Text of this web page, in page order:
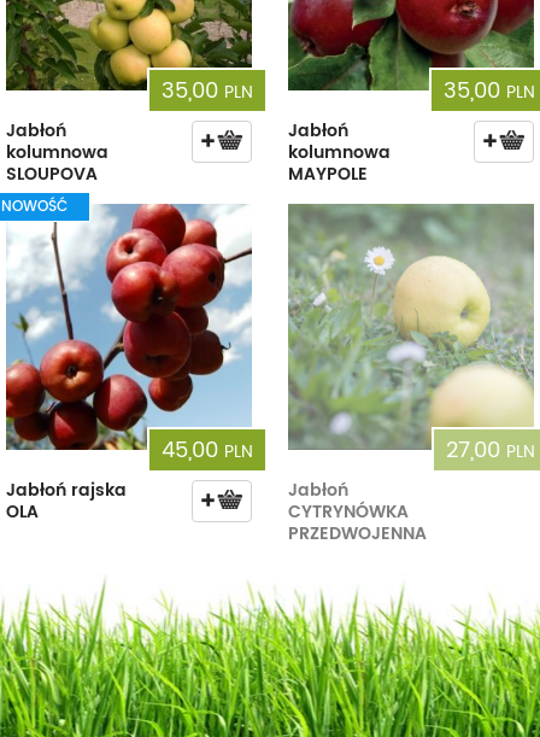
35,00 PLN
Jabłoń
kolumnowa
SLOUPOVA
35,00 PLN
Jabłoń
kolumnowa
MAYPOLE
NOWOŚĆ
45,00 PLN
Jabłoń rajska
OLA
27,00 PLN
Jabłoń
CYTRYNÓWKA
PRZEDWOJENNA